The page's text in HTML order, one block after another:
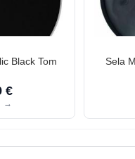
Black Tom
€
→
Sela